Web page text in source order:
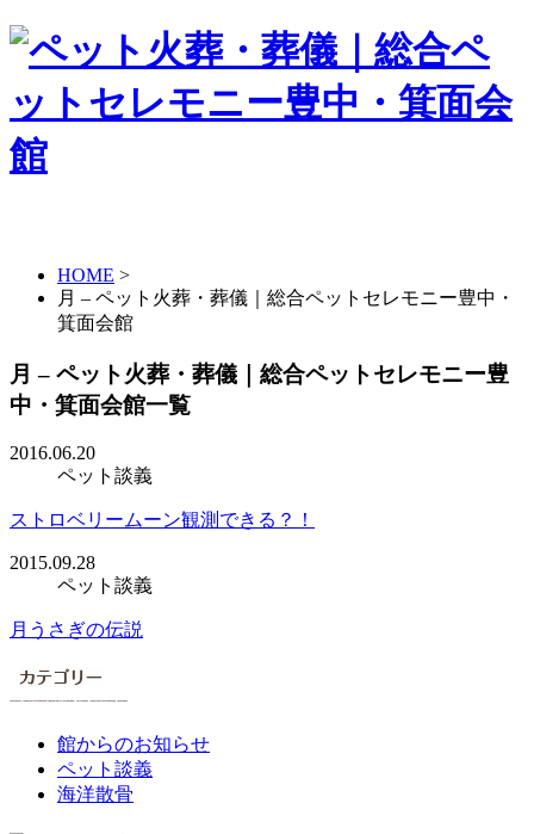
HOME >
月 – ペット火葬・葬儀｜総合ペットセレモニー豊中・
箕面会館
月 – ペット火葬・葬儀｜総合ペットセレモニー豊
中・箕面会館一覧
2016.06.20
ペット談義
ストロベリームーン観測できる？！
2015.09.28
ペット談義
月うさぎの伝説
館からのお知らせ
ペット談義
海洋散骨